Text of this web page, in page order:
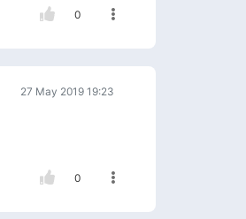
0
27 May 2019 19:23
0